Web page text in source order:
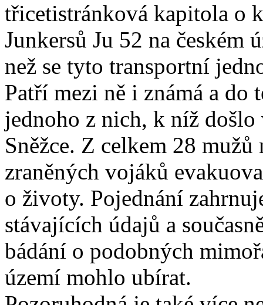
třicetistránková kapitola o
Junkersů Ju 52 na českém
než se tyto transportní
Patří mezi ně i známá a do
jednoho z nich, k níž
Sněžce. Z celkem 28
zraněných vojáků
o životy. Pojednání
stávajících údajů a
bádání o podobných
území mohlo ubírat.